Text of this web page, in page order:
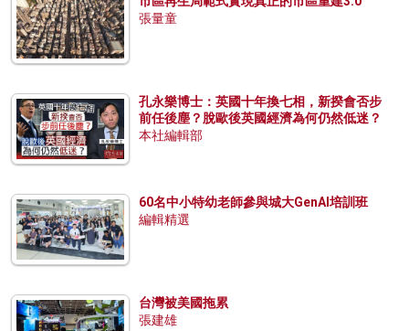
張量童
孔永樂博士：英國十年換七相，新揆會否步
前任後塵？脫歐後英國經濟為何仍然低迷？
本社編輯部
60名中小特幼老師參與城大GenAI培訓班
編輯精選
台灣被美國拖累
張建雄